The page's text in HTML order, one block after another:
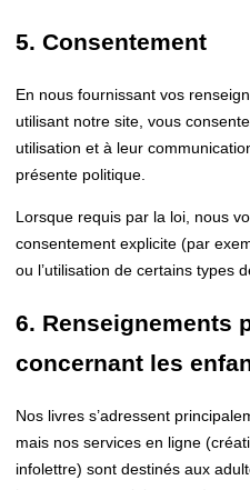
5. Consentement
En nous fournissant vos
utilisant notre site, vous
utilisation et à leur
présente politique.
Lorsque requis par la loi, nous
consentement explicite (par
ou l’utilisation de certains types
6. Renseignements
concernant les
Nos livres s’adressent
mais nos services en ligne
infolettre) sont destinés aux